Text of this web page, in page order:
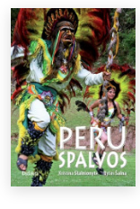
D.U.K.